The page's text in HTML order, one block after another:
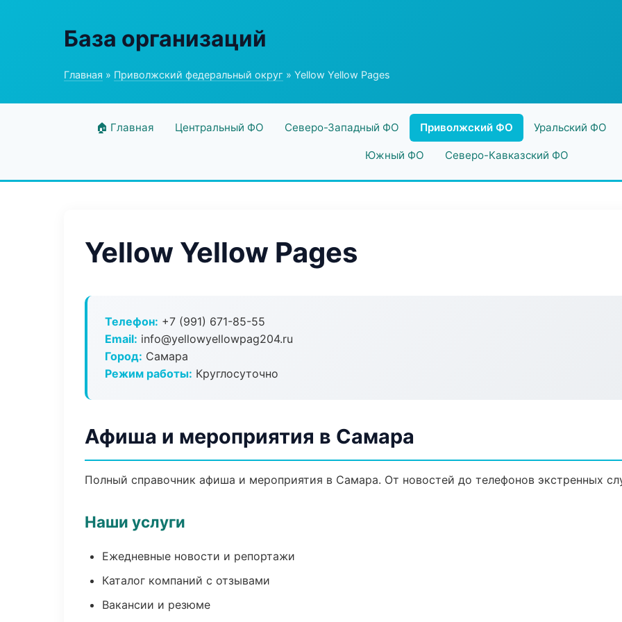
База организаций
Главная » Приволжский федеральный округ » Yellow Yellow Pages
🏠 Главная Центральный ФО Северо-Западный ФО Приволжский ФО Уральский ФО
Южный ФО Северо-Кавказский ФО
Yellow Yellow Pages
Телефон: +7 (991) 671-85-55
Email: info@yellowyellowpag204.ru
Город: Самара
Режим работы: Круглосуточно
Афиша и мероприятия в Самара
Полный справочник афиша и мероприятия в Самара. От новостей до телефонов экстренных
Наши услуги
Ежедневные новости и репортажи
Каталог компаний с отзывами
Вакансии и резюме